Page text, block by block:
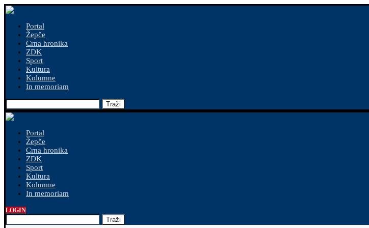
Portal
Žepče
Crna hronika
ZDK
Sport
Kultura
Kolumne
In memoriam
Traži
Portal
Žepče
Crna hronika
ZDK
Sport
Kultura
Kolumne
In memoriam
LOGIN
Traži